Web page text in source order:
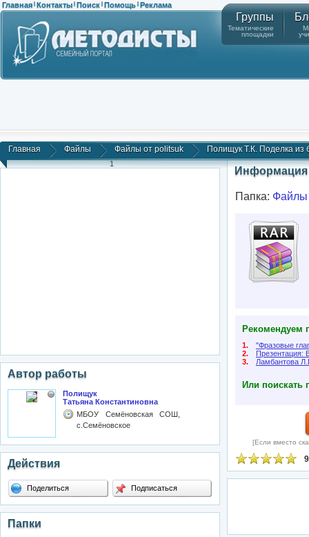
Главная | Контакты | Поиск | Помощь | Реклама
Группы
Тематические
площадки
Главная Файлы Файлы от politsuk Полищук Т.К. Поделка из
1
Автор работы
Полищук
Татьяна Константиновна
МБОУ Семёновская СОШ,
с.Семёновское
Действия
Поделиться Подписаться
Папки
Информация
Папка: Файлы
Рекомендуем
1.
"Фразовые
2.
Презентация:
3.
Ламбантова
Или поискать
[Если вместо